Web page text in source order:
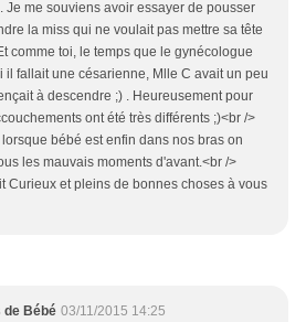
Je me souviens avoir essayer de pousser
la miss qui ne voulait pas mettre sa tête
comme toi, le temps que le gynécologue
il fallait une césarienne, Mlle C avait un peu
à descendre ;) . Heureusement pour
ont été très différents ;)<br />
bébé est enfin dans nos bras on
les mauvais moments d'avant.<br />
Curieux et pleins de bonnes choses à vous
de Bébé 03/11/2015 14:25